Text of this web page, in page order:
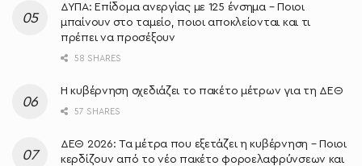
ΔΥΠΑ: Επίδομα ανεργίας με 125 ένσημα – Ποιοι
μπαίνουν στο ταμείο, ποιοι αποκλείονται και τι
πρέπει να προσέξουν
58 SHARES
Η κυβέρνηση σχεδιάζει το πακέτο μέτρων για τη ΔΕΘ
57 SHARES
ΔΕΘ 2026: Τα μέτρα που εξετάζει η κυβέρνηση – Ποιοι
κερδίζουν από το νέο πακέτο φοροελαφρύνσεων και